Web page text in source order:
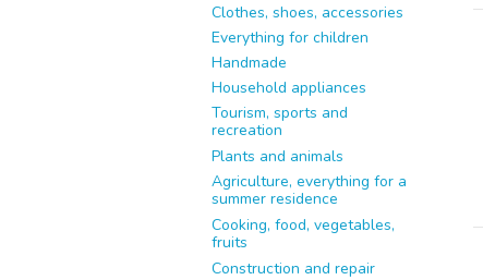
Clothes, shoes, accessories
Everything for children
Handmade
Household appliances
Tourism, sports and
recreation
Plants and animals
Agriculture, everything for a
summer residence
Cooking, food, vegetables,
fruits
Construction and repair